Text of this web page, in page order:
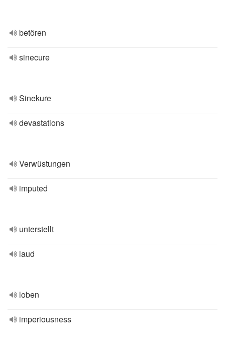
betören
sinecure
Sinekure
devastations
Verwüstungen
imputed
unterstellt
laud
loben
imperiousness